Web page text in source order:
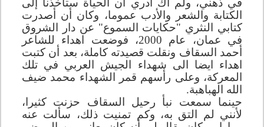
في ذهني، ولم أك أدري ان الحياة ستأخذنا إلى
الكتابة والشعر والأدب عموما، وكان أن أصدرت
كتابي النثري "حكايات السموع" عن دار الشروق
في عمان، عام 2000، فوضعت اهداء للشاعر
أحمد السقاف ونقلت قصيدته كاملة، بعد أن كتبت
اهداء ايضا الى شهداء الجيش العربي في تلك
المعركة، وعلى رأسهم قمر الشهداء محمد ضيف
الله الهباهبة.
حينما سمعت نبأ رحيل السقاف حزنت كثيرا،
لأنني لم التق به، وكم تمنيت ذلك، سألت عنه